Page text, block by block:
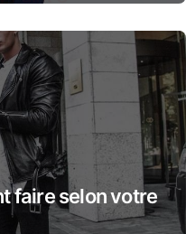
faire selon votre